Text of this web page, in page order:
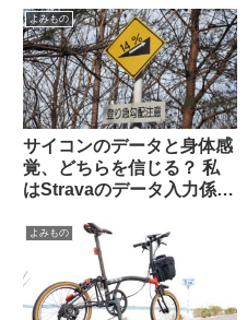
よみもの
サイコンのデータと身体感
覚、どちらを信じる？ 私
はStravaのデータ入力係に
（海外掲示板から）
よみもの